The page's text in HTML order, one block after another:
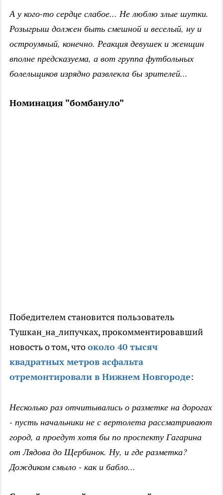
А у кого-то сердце слабое... Не люблю злые шутки.
Розыгрыш должен быть смешной и веселый, ну и
остроумный, конечно. Реакция девушек и женщин
вполне предсказуема, а вот группа футбольных
болельщиков изрядно развлекла бы зрителей...
Номинация "бомбануло"
Победителем становится пользователь
Тушкан_на_липучках, прокомментировавший
новость о том, чтооколо 40 тысяч
квадратных метров асфальта
отремонтировали в Нижнем Новгороде:
Несколько раз отчитывались о разметке на дорогах
- пусть начальники не с вертолета рассматривают
город, а проедут хотя бы по проспекту Гагарина
от Лядова до Щербинок. Ну, и где разметка?
Дождиком смыло - как и бабло...